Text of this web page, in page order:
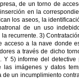
de un torno de
en la
los aseos, la
de un uso
recurrente. 3)
acceso a la nave donde
a través de dicho
Y 5) informe del
las imágenes y datos
de un incumplimiento